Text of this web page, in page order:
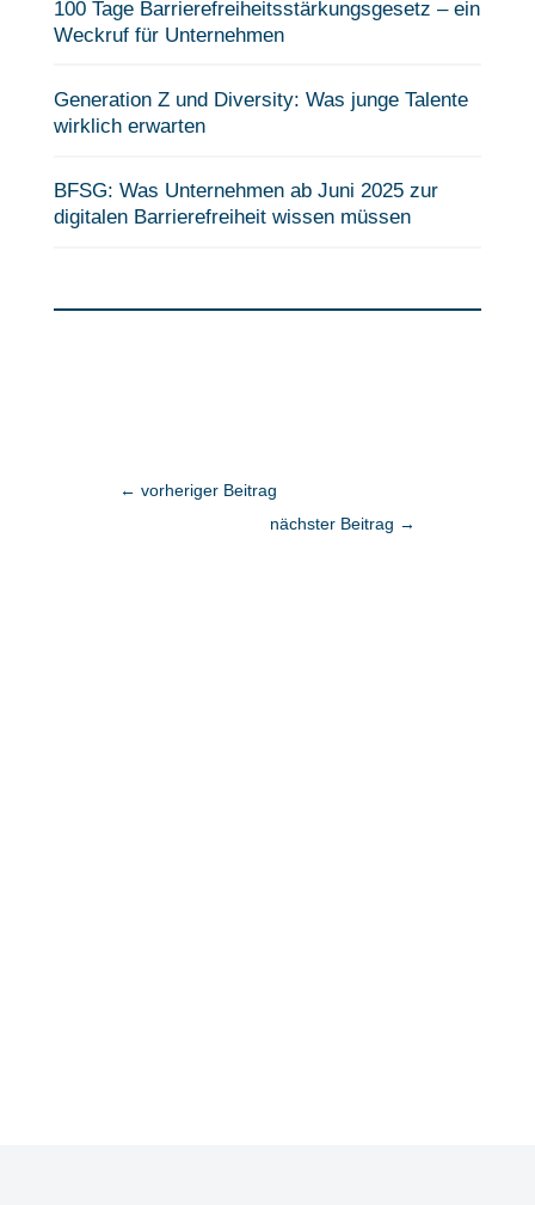
100 Tage Barrierefreiheits­stärkungsgesetz – ein
Weckruf für Unternehmen
Generation Z und Diversity: Was junge Talente
wirklich erwarten
BFSG: Was Unternehmen ab Juni 2025 zur
digitalen Barrierefreiheit wissen müssen
← vorheriger Beitrag
nächster Beitrag →